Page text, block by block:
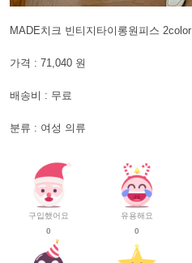
MADE치크 빈티지타이롱원피스 2color
가격 : 71,040 원
배송비 : 무료
분류 : 여성 의류
구입했어요
0
유용해요
0